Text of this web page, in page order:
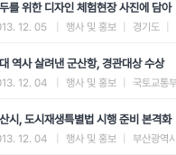
를 위한 디자인 체험현장 사진에 담아
12. 05 행사 및 홍보 경기도
역사 살려낸 군산항, 경관대상 수상
12. 04 행사 및 홍보 국토교통
시, 도시재생특별법 시행 준비 본격화
12. 04 행사 및 홍보 부산광역시